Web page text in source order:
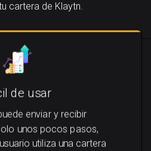
cartera de Klaytn.
de usar
enviar y recibir
unos pocos pasos,
utiliza una cartera